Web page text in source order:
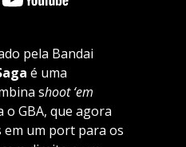
pela Bandai
é uma
shoot ‘em
o GBA, que agora
um port para os